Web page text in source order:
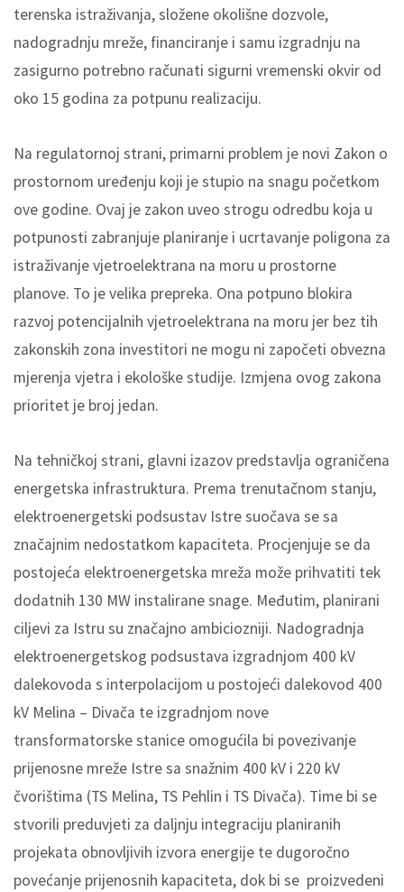
terenska istraživanja, složene okolišne dozvole,
nadogradnju mreže, financiranje i samu izgradnju na
zasigurno potrebno računati sigurni vremenski okvir od
oko 15 godina za potpunu realizaciju.
Na regulatornoj strani, primarni problem je novi Zakon o
prostornom uređenju koji je stupio na snagu početkom
ove godine. Ovaj je zakon uveo strogu odredbu koja u
potpunosti zabranjuje planiranje i ucrtavanje poligona za
istraživanje vjetroelektrana na moru u prostorne
planove. To je velika prepreka. Ona potpuno blokira
razvoj potencijalnih vjetroelektrana na moru jer bez tih
zakonskih zona investitori ne mogu ni započeti obvezna
mjerenja vjetra i ekološke studije. Izmjena ovog zakona
prioritet je broj jedan.
Na tehničkoj strani, glavni izazov predstavlja ograničena
energetska infrastruktura. Prema trenutačnom stanju,
elektroenergetski podsustav Istre suočava se sa
značajnim nedostatkom kapaciteta. Procjenjuje se da
postojeća elektroenergetska mreža može prihvatiti tek
dodatnih 130 MW instalirane snage. Međutim, planirani
ciljevi za Istru su značajno ambiciozniji. Nadogradnja
elektroenergetskog podsustava izgradnjom 400 kV
dalekovoda s interpolacijom u postojeći dalekovod 400
kV Melina – Divača te izgradnjom nove
transformatorske stanice omogućila bi povezivanje
prijenosne mreže Istre sa snažnim 400 kV i 220 kV
čvorištima (TS Melina, TS Pehlin i TS Divača). Time bi se
stvorili preduvjeti za daljnju integraciju planiranih
projekata obnovljivih izvora energije te dugoročno
povećanje prijenosnih kapaciteta, dok bi se proizvedeni